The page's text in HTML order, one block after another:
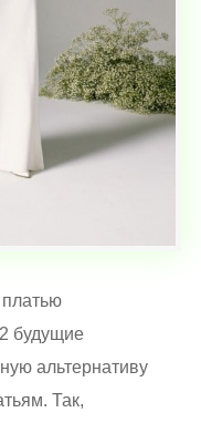
будущие
альтернативу
Так,